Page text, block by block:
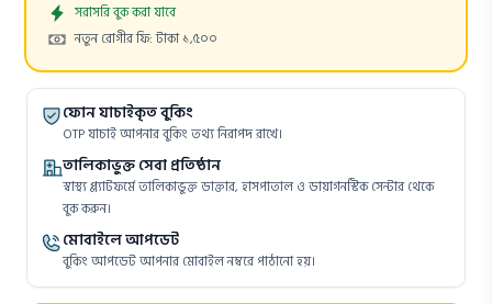
Appointment
সরাসরি বুক করা যাবে
Cost:নতুন রোগীর ফি: টাকা ১,৫০০
ফোন যাচাইকৃত বুকিং
OTP যাচাই আপনার বুকিং তথ্য নিরাপদ রাখে।
তালিকাভুক্ত সেবা প্রতিষ্ঠান
স্বাস্থ্য প্ল্যাটফর্মে তালিকাভুক্ত ডাক্তার, হাসপাতাল ও ডায়াগনস্টিক সেন্টার থেকে
বুক করুন।
মোবাইলে আপডেট
বুকিং আপডেট আপনার মোবাইল নম্বরে পাঠানো হয়।